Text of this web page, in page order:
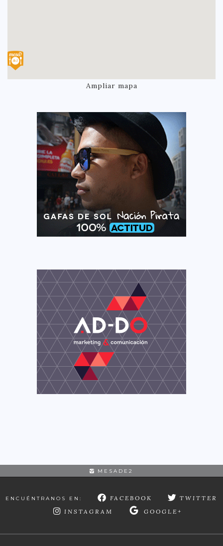
Ampliar mapa
MESADE2
ENCUÉNTRANOS EN: FACEBOOK
TWITTER
INSTAGRAM
GOOGLE+